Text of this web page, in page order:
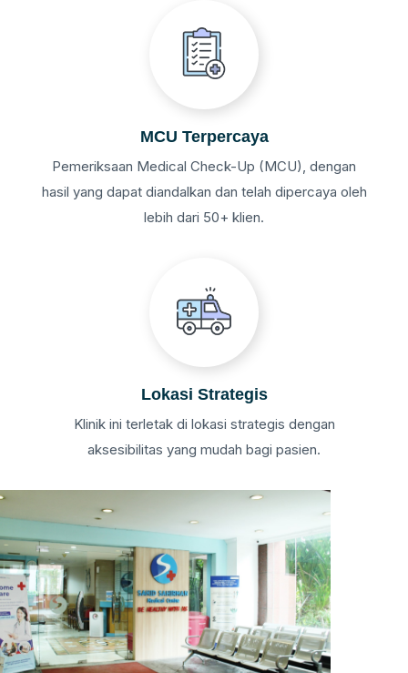
MCU Terpercaya
Pemeriksaan Medical Check-Up (MCU), dengan
hasil yang dapat diandalkan dan telah dipercaya oleh
lebih dari 50+ klien.
Lokasi Strategis
Klinik ini terletak di lokasi strategis dengan
aksesibilitas yang mudah bagi pasien.